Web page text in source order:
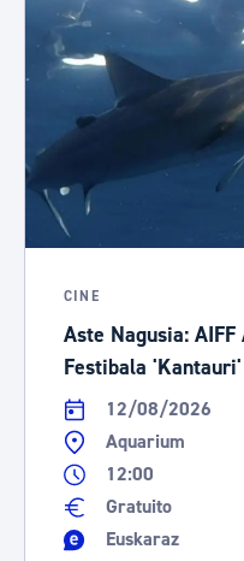
CINE
Aste Nagusia:
Festibala 'Kantauri'
12/08/2026
Aquarium
12:00
Gratuito
Euskaraz